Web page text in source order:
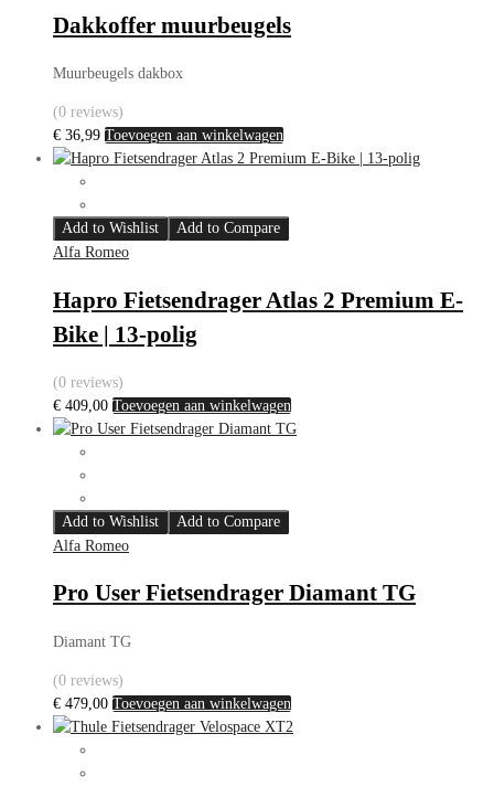
Dakkoffer muurbeugels
Muurbeugels dakbox
(0 reviews)
€ 36,99 Toevoegen aan winkelwagen
Add to Wishlist
Add to Compare
Alfa Romeo
Hapro Fietsendrager Atlas 2 Premium E-
Bike | 13-polig
(0 reviews)
€ 409,00 Toevoegen aan winkelwagen
Add to Wishlist
Add to Compare
Alfa Romeo
Pro User Fietsendrager Diamant TG
Diamant TG
(0 reviews)
€ 479,00 Toevoegen aan winkelwagen